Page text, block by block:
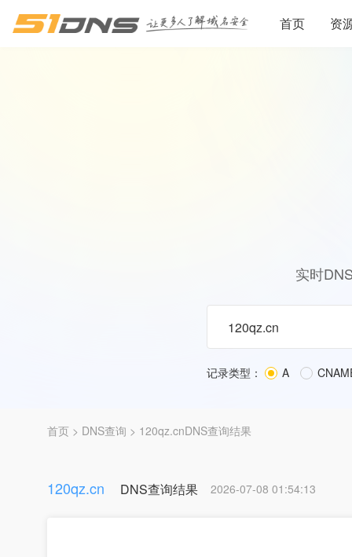
首页 资
实时
记录类型： A
首页 > DNS查询 > 120qz.cnDNS查询结果
120qz.cn DNS查询结果 2026-07-08 01:54:13